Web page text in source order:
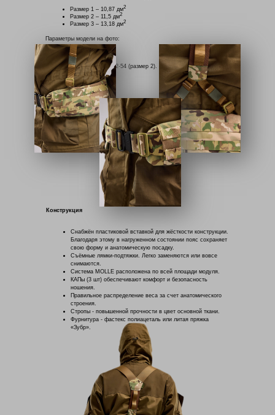
Размер 1 – 10,87 дм2
Размер 2 – 11,5 дм2
Размер 3 – 13,18 дм2
Параметры модели на фото:
Рост 185 см;
Вес 85 кг;
Размер одежды 52-54 (размер 2).
Конструкция
Снабжён пластиковой вставкой для жёсткости конструкции.
Благодаря этому в нагруженном состоянии пояс сохраняет
свою форму и анатомическую посадку.
Съёмные лямки-подтяжки. Легко заменяются или вовсе
снимаются.
Система MOLLE расположена по всей площади модуля.
КАПы (3 шт) обеспечивают комфорт и безопасность
ношения.
Правильное распределение веса за счет анатомического
строения.
Стропы - повышенной прочности в цвет основной ткани.
Фурнитура - фастекс полиацеталь или литая пряжка
«Зубр».